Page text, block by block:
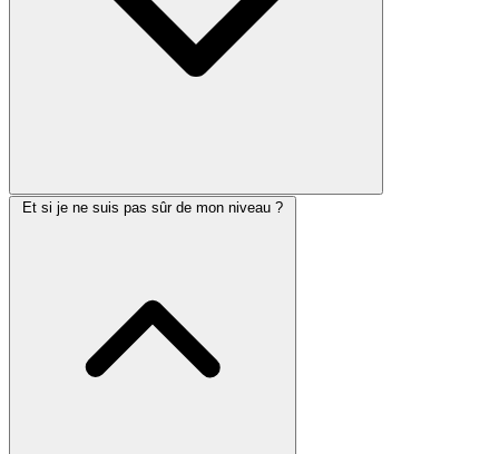
Et si je ne suis pas sûr de mon niveau ?